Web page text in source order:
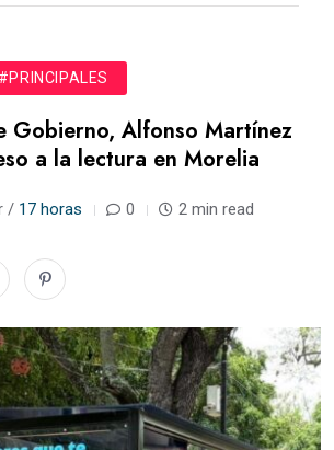
#PRINCIPALES
Gobierno, Alfonso Martínez
a la lectura en Morelia
/ 17 horas 0 2 min read